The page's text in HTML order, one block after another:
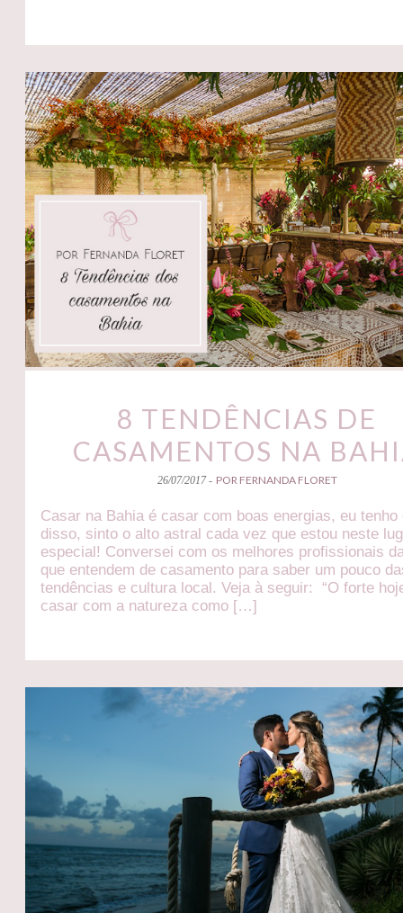
8 TENDÊNCIAS DE
CASAMENTOS NA
26/07/2017 - POR FERNANDA FLORET
Casar na Bahia é casar com boas energias, eu tenho
disso, sinto o alto astral cada vez que estou neste
especial! Conversei com os melhores profissionais
que entendem de casamento para saber um pouco
tendências e cultura local. Veja à seguir: “O forte
casar com a natureza como […]